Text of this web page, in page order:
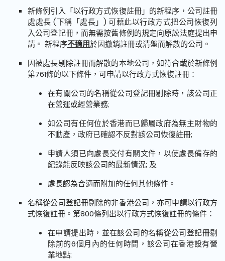
新條例引入「以行政方式恢復註冊」的新程序，公司註冊
處處長 (下稱「處長」) 可藉此以行政方式把公司恢復列
入公司登記冊，而無需按舊條例的規定向原訟法庭提出申
請。 新程序不適用於因撤銷註冊或清盤而解散的公司。
因被處長剔除註冊而解散的本地公司，如符合載於新條例
第761條的以下條件，可申請以行政方式恢復註冊：
在有關公司的名稱從公司登記冊剔除時，該公司正
在營運或經營業務;
如公司有任何位於香港而已歸屬政府為無主財物的
不動產，政府已確認不反對該公司恢復註冊;
申請人須已向處長交付有關文件，以使處長備存的
紀錄能反映該公司的最新情況; 及
處長認為合適而附加的任何其他條件。
名稱從公司登記冊剔除的非香港公司，亦可申請以行政方
式恢復註冊。第800條列出以行政方式恢復註冊的條件：
在申請提出時，並在該公司的名稱從公司登記冊剔
除前的6個月內的任何時間，該公司在香港設有營
業地點;